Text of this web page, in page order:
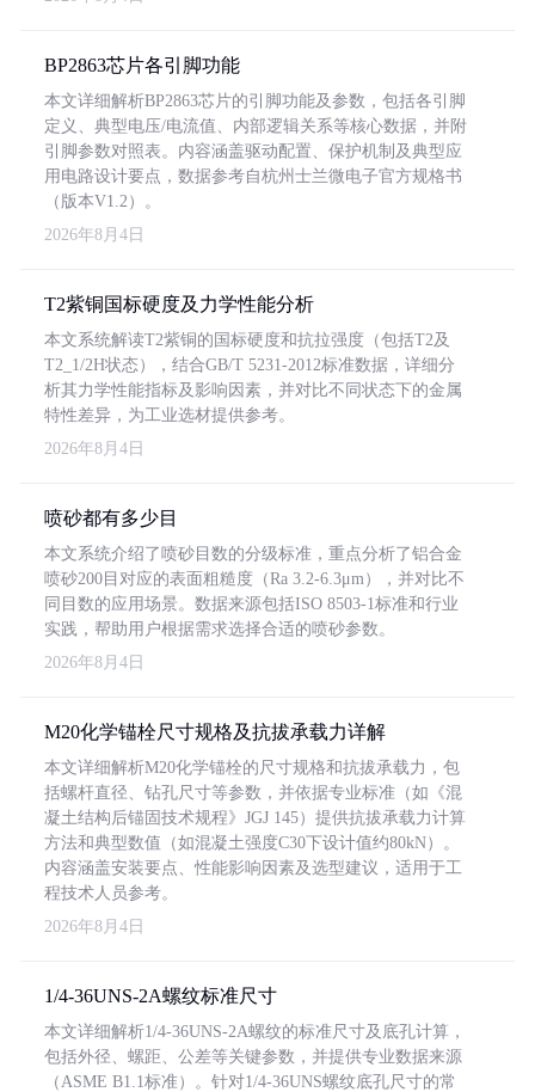
BP2863芯片各引脚功能
本文详细解析BP2863芯片的引脚功能及参数，包括各引脚
定义、典型电压/电流值、内部逻辑关系等核心数据，并附
引脚参数对照表。内容涵盖驱动配置、保护机制及典型应
用电路设计要点，数据参考自杭州士兰微电子官方规格书
（版本V1.2）。
2026年8月4日
T2紫铜国标硬度及力学性能分析
本文系统解读T2紫铜的国标硬度和抗拉强度（包括T2及
T2_1/2H状态），结合GB/T 5231-2012标准数据，详细分
析其力学性能指标及影响因素，并对比不同状态下的金属
特性差异，为工业选材提供参考。
2026年8月4日
喷砂都有多少目
本文系统介绍了喷砂目数的分级标准，重点分析了铝合金
喷砂200目对应的表面粗糙度（Ra 3.2-6.3μm），并对比不
同目数的应用场景。数据来源包括ISO 8503-1标准和行业
实践，帮助用户根据需求选择合适的喷砂参数。
2026年8月4日
M20化学锚栓尺寸规格及抗拔承载力详解
本文详细解析M20化学锚栓的尺寸规格和抗拔承载力，包
括螺杆直径、钻孔尺寸等参数，并依据专业标准（如《混
凝土结构后锚固技术规程》JGJ 145）提供抗拔承载力计算
方法和典型数值（如混凝土强度C30下设计值约80kN）。
内容涵盖安装要点、性能影响因素及选型建议，适用于工
程技术人员参考。
2026年8月4日
1/4-36UNS-2A螺纹标准尺寸
本文详细解析1/4-36UNS-2A螺纹的标准尺寸及底孔计算，
包括外径、螺距、公差等关键参数，并提供专业数据来源
（ASME B1.1标准）。针对1/4-36UNS螺纹底孔尺寸的常